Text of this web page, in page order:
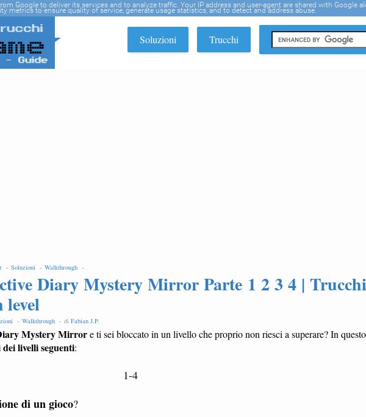
Soluzioni Trucchi
- Soluzioni - Walkthrough -
Diary Mystery Mirror Parte 1 2 3 4 | Trucchi
- Walkthrough - di Fabian J.P.
Mystery Mirrore ti sei bloccato in un livello che proprio non riesci a superare? In questo
livelli seguenti:
1-4
di un gioco?
Google to deliver its services and to analyze traffic. Your IP address and user-agent are shared with Google
metrics to ensure quality of service, generate usage statistics, and to detect and address abuse.